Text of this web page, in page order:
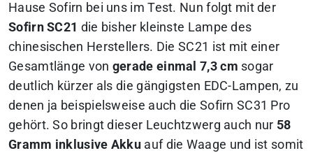
Hause Sofirn bei uns im Test. Nun folgt mit der
Sofirn SC21 die bisher kleinste Lampe des
chinesischen Herstellers. Die SC21 ist mit einer
Gesamtlänge von gerade einmal 7,3 cm sogar
deutlich kürzer als die gängigsten EDC-Lampen, zu
denen ja beispielsweise auch die Sofirn SC31 Pro
gehört. So bringt dieser Leuchtzwerg auch nur 58
Gramm inklusive Akku auf die Waage und ist somit